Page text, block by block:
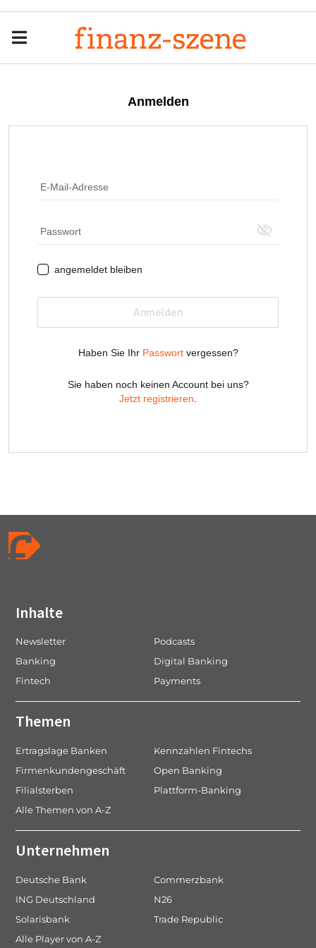
Inhalte
Newsletter
Podcasts
Banking
Digital Banking
Fintech
Payments
Themen
Ertragslage Banken
Kennzahlen Fintechs
Firmenkundengeschäft
Open Banking
Filialsterben
Plattform-Banking
Alle Themen von A-Z
Unternehmen
Deutsche Bank
Commerzbank
ING Deutschland
N26
Solarisbank
Trade Republic
Alle Player von A-Z